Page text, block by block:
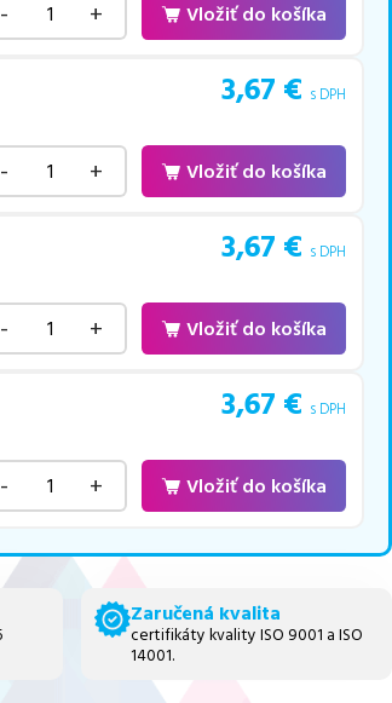
- + Vložiť do košíka
3,67 € s DPH
- + Vložiť do košíka
3,67 € s DPH
- + Vložiť do košíka
3,67 € s DPH
- + Vložiť do košíka
Zaručená kvalita
certifikáty kvality ISO 9001 a ISO
14001.